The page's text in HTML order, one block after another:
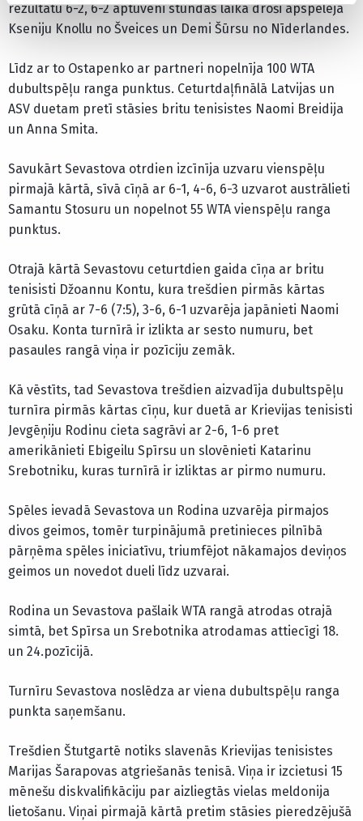
rezultātu 6-2, 6-2 aptuveni stundas laikā droši apspēlēja
Kseniju Knollu no Šveices un Demi Šūrsu no Nīderlandes.
Līdz ar to Ostapenko ar partneri nopelnīja 100 WTA
dubultspēļu ranga punktus. Ceturtdaļfinālā Latvijas un
ASV duetam pretī stāsies britu tenisistes Naomi Breidija
un Anna Smita.
Savukārt Sevastova otrdien izcīnīja uzvaru vienspēļu
pirmajā kārtā, sīvā cīņā ar 6-1, 4-6, 6-3 uzvarot austrālieti
Samantu Stosuru un nopelnot 55 WTA vienspēļu ranga
punktus.
Otrajā kārtā Sevastovu ceturtdien gaida cīņa ar britu
tenisisti Džoannu Kontu, kura trešdien pirmās kārtas
grūtā cīņā ar 7-6 (7:5), 3-6, 6-1 uzvarēja japānieti Naomi
Osaku. Konta turnīrā ir izlikta ar sesto numuru, bet
pasaules rangā viņa ir pozīciju zemāk.
Kā vēstīts, tad Sevastova trešdien aizvadīja dubultspēļu
turnīra pirmās kārtas cīņu, kur duetā ar Krievijas tenisisti
Jevgēņiju Rodinu cieta sagrāvi ar 2-6, 1-6 pret
amerikānieti Ebigeilu Spīrsu un slovēnieti Katarinu
Srebotniku, kuras turnīrā ir izliktas ar pirmo numuru.
Spēles ievadā Sevastova un Rodina uzvarēja pirmajos
divos geimos, tomēr turpinājumā pretinieces pilnībā
pārņēma spēles iniciatīvu, triumfējot nākamajos deviņos
geimos un novedot dueli līdz uzvarai.
Rodina un Sevastova pašlaik WTA rangā atrodas otrajā
simtā, bet Spīrsa un Srebotnika atrodamas attiecīgi 18.
un 24.pozīcijā.
Turnīru Sevastova noslēdza ar viena dubultspēļu ranga
punkta saņemšanu.
Trešdien Štutgartē notiks slavenās Krievijas tenisistes
Marijas Šarapovas atgriešanās tenisā. Viņa ir izcietusi 15
mēnešu diskvalifikāciju par aizliegtās vielas meldonija
lietošanu. Viņai pirmajā kārtā pretim stāsies pieredzējušā